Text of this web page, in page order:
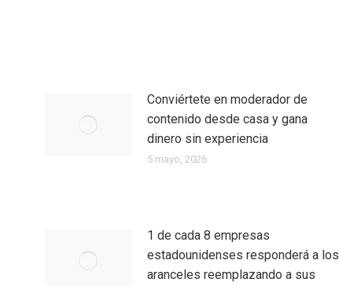
Conviértete en moderador de
contenido desde casa y gana
dinero sin experiencia
5 mayo, 2026
1 de cada 8 empresas
estadounidenses responderá a los
aranceles reemplazando a sus